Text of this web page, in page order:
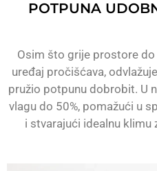
POTPUNA
Osim što grije prostore do
uređaj pročišćava,
pružio potpunu dobrobit. U
vlagu do 50%, pomažući u
i stvarajući idealnu klimu